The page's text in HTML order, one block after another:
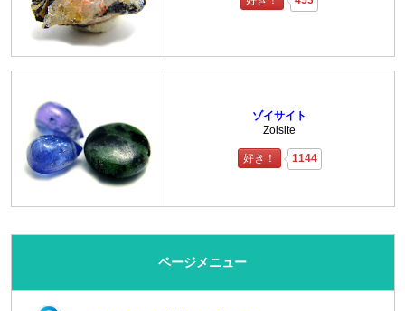
ゾイサイト
Zoisite
好き！ 1144
ページメニュー